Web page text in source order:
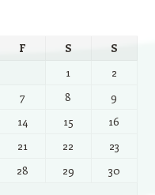
F S
S
1
2
7 8
9
14 15
16
21 22
23
28 29
30